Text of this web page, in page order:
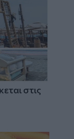
στις